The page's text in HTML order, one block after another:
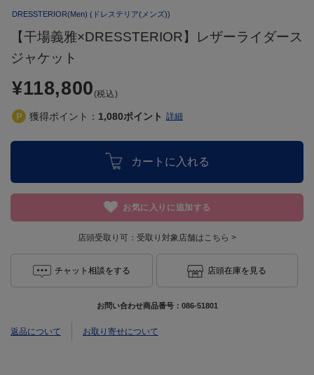
DRESSTERIOR(Men) (ドレステリア(メンズ))
【干場義雅×DRESSTERIOR】レザーライダース
ジャケット
¥118,800(税込)
獲得ポイント： 1,080ポイント 詳細
カートに入れる
お気に入りに追加する
店頭受取り可： 受取り対象店舗はこちら >
チャット相談をする 店頭在庫を見る
お問い合わせ商品番号： 086-51801
返品について お取り寄せについて